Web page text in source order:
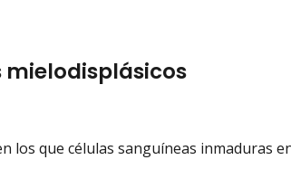
los que células sanguíneas inmaduras